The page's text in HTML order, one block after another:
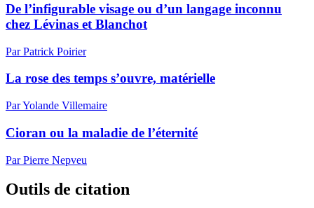
De l’infigurable visage ou d’un langage inconnu
chez Lévinas et Blanchot
Par Patrick Poirier
La rose des temps s’ouvre, matérielle
Par Yolande Villemaire
Cioran ou la maladie de l’éternité
Par Pierre Nepveu
Outils de citation